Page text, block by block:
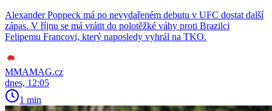
Alexander Poppeck má po nevydařeném debutu v UFC dostat další
zápas. V říjnu se má vrátit do polotěžké váhy proti Brazilci
Felipemu Francovi, který naposledy vyhrál na TKO.
MMAMAG.cz
dnes, 12:05
1 min